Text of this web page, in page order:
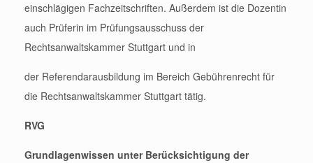
einschlägigen Fachzeitschriften. Außerdem ist die Dozentin
auch Prüferin im Prüfungsausschuss der
Rechtsanwaltskammer Stuttgart und in
der Referendarausbildung im Bereich Gebührenrecht für
die Rechtsanwaltskammer Stuttgart tätig.
RVG
Grundlagenwissen unter Berücksichtigung der